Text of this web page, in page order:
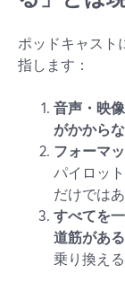
ポッドキャスト
指します：
音声・映
がかからな
フォーマ
パイロッ
だけでは
すべてを
道筋がある
乗り換え